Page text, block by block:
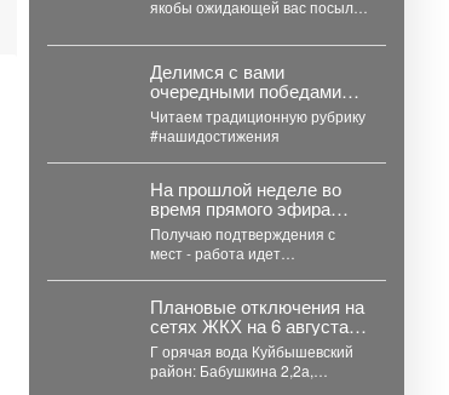
якобы ожидающей вас посылке
видом сотрудников...
Делимся с вами
очередными победами
междуреченцев в
конкурсах и
соревнованиях.
Читаем традиционную рубрику
#нашидостижения
На прошлой неделе во
время прямого эфира
поручил главам
территорий проверить
готовность укрытий и
обеспечить
общественные места
аптечками.
Получаю подтверждения с
мест - работа идет
обустроено...
Плановые отключения на
сетях ЖКХ на 6 августа
2026 г. (г. Новокузнецк)
Г орячая вода Куйбышевский
район: Бабушкина 2,2а,